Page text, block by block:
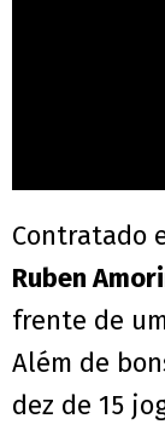
Contratado
Ruben
frente de
Além de
dez de 15